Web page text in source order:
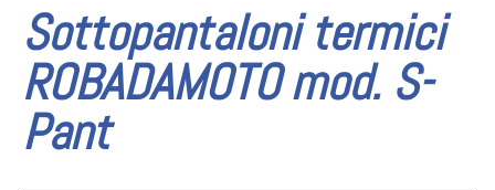
Sottopantaloni termici
ROBADAMOTO mod. S-
Pant